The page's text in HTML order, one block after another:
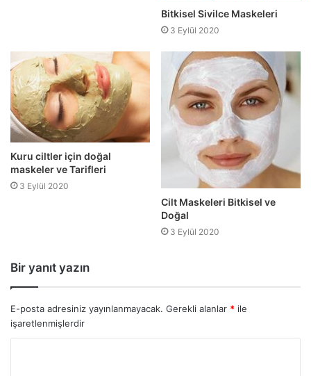
Bitkisel Sivilce Maskeleri
3 Eylül 2020
Kuru ciltler için doğal
maskeler ve Tarifleri
3 Eylül 2020
Cilt Maskeleri Bitkisel ve
Doğal
3 Eylül 2020
Bir yanıt yazın
E-posta adresiniz yayınlanmayacak. Gerekli alanlar * ile
işaretlenmişlerdir